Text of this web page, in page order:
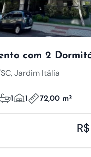
com 2
Jardim Itália
1 1 72,00 m²